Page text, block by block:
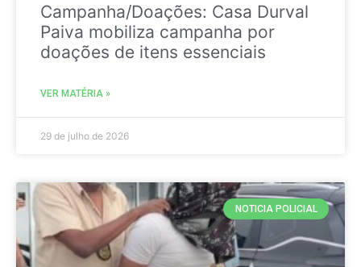
Campanha/Doações: Casa Durval
Paiva mobiliza campanha por
doações de itens essenciais
VER MATÉRIA »
29 de julho de 2026
NOTICIA POLICIAL